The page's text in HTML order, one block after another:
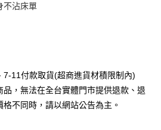
中國信託商業銀行
不沾床單
7-11付款取貨(超商進貨材積限制內)
品，無法在全台實體門市提供退款、退
不同時，請以網站公告為主。